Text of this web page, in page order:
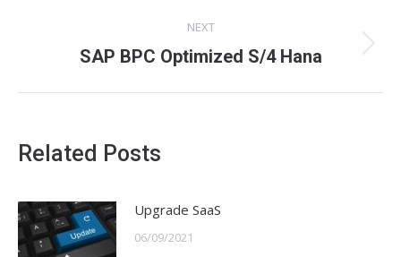
NEXT
Next
SAP BPC Optimized S/4 Hana
Related Posts
Upgrade SaaS
06/09/2021